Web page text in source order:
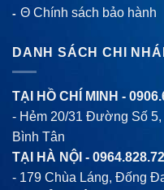
-Θ Chính sách bảo hành
DANH SÁCH CHI
TẠI HỒ CHÍ MINH -
- Hẻm 20/31 Đường Số
Bình Tân
TẠI HÀ NỘI -
- 179 Chùa Láng, Đống